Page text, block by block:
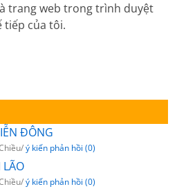
trang web trong trình duyệt
tiếp của tôi.
ĐÔNG
ý kiến phản hồi (0)
ý kiến phản hồi (0)